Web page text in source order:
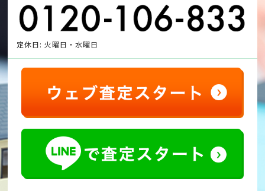
定休日: 火曜日・水曜日